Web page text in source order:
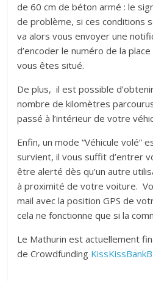
de 60 cm de béton armé : le
de problème, si ces conditions
va alors vous envoyer une
d’encoder le numéro de la
vous êtes situé.
De plus, il est possible
nombre de kilomètres
passé à l’intérieur de votre
Enfin, un mode “Véhicule volé”
survient, il vous suffit d’entrer
être alerté dès qu’un autre
à proximité de votre voiture.
mail avec la position GPS de
cela ne fonctionne que si la
Le Mathurin est actuellement
de Crowdfunding